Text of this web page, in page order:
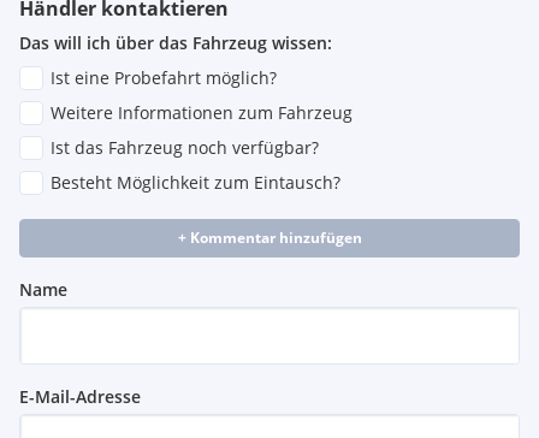
Händler kontaktieren
Das will ich über das Fahrzeug wissen:
Ist eine Probefahrt möglich?
Weitere Informationen zum Fahrzeug
Ist das Fahrzeug noch verfügbar?
Besteht Möglichkeit zum Eintausch?
+ Kommentar hinzufügen
Name
E-Mail-Adresse